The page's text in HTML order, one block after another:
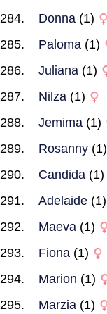
Donna (1)
Paloma (1)
Juliana (1)
Nilza (1)
Jemima (1)
Rosanny (1)
Candida (1)
Adelaide (1)
Maeva (1)
Fiona (1)
Marion (1)
Marzia (1)